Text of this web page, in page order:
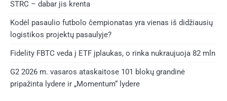
STRC – dabar jis krenta
Kodėl pasaulio futbolo čempionatas yra vienas iš didžiausių
logistikos projektų pasaulyje?
Fidelity FBTC veda į ETF įplaukas, o rinka nukraujuoja 82 mln
G2 2026 m. vasaros ataskaitose 101 blokų grandinė
pripažinta lydere ir „Momentum“ lydere